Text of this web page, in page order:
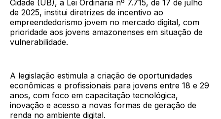
Cidade (UB), a Lei Ordinária nº 7.715, de 17 de julho
de 2025, institui diretrizes de incentivo ao
empreendedorismo jovem no mercado digital, com
prioridade aos jovens amazonenses em situação de
vulnerabilidade.
A legislação estimula a criação de oportunidades
econômicas e profissionais para jovens entre 18 e 29
anos, com foco em capacitação tecnológica,
inovação e acesso a novas formas de geração de
renda no ambiente digital.